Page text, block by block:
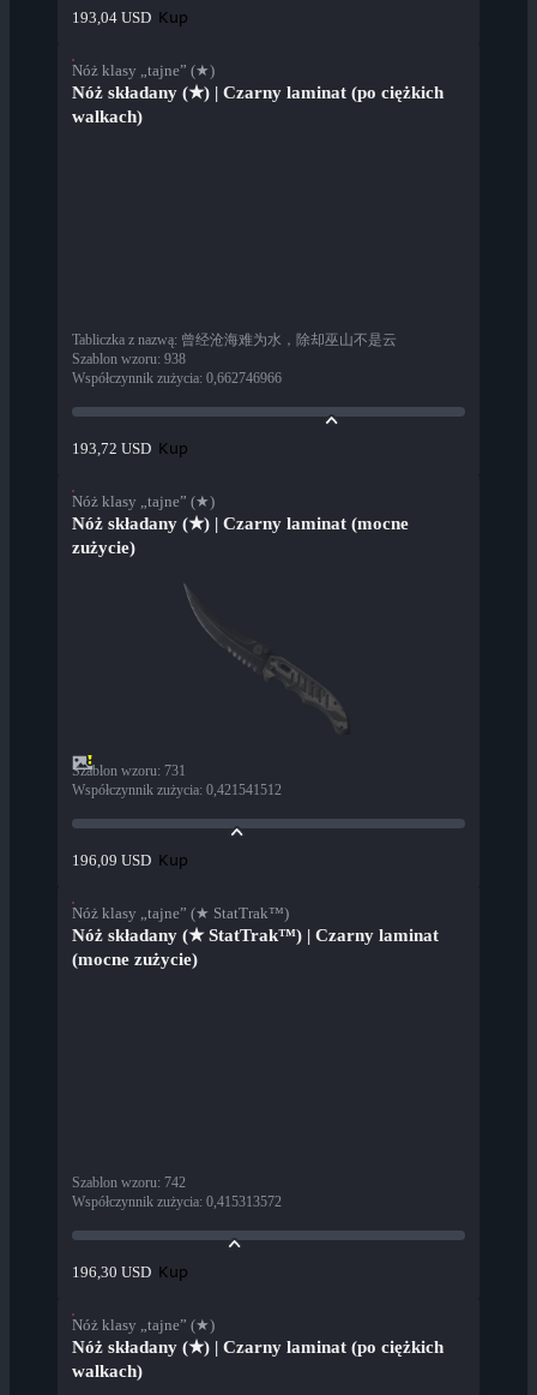
193,04 USD Kup
Nóż klasy „tajne” (★)
Nóż składany (★) | Czarny laminat (po ciężkich
walkach)
Tabliczka z nazwą: 曾经沧海难为水，除却巫山不是云
Szablon wzoru: 938
Współczynnik zużycia: 0,662746966
193,72 USD Kup
Nóż klasy „tajne” (★)
Nóż składany (★) | Czarny laminat (mocne
zużycie)
Szablon wzoru: 731
Współczynnik zużycia: 0,421541512
196,09 USD Kup
Nóż klasy „tajne” (★ StatTrak™)
Nóż składany (★ StatTrak™) | Czarny laminat
(mocne zużycie)
Szablon wzoru: 742
Współczynnik zużycia: 0,415313572
196,30 USD Kup
Nóż klasy „tajne” (★)
Nóż składany (★) | Czarny laminat (po ciężkich
walkach)